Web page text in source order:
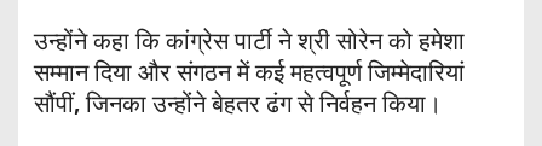
उन्होंने कहा कि कांग्रेस पार्टी ने श्री सोरेन को हमेशा
सम्मान दिया और संगठन में कई महत्वपूर्ण जिम्मेदारियां
सौंपीं, जिनका उन्होंने बेहतर ढंग से निर्वहन किया।